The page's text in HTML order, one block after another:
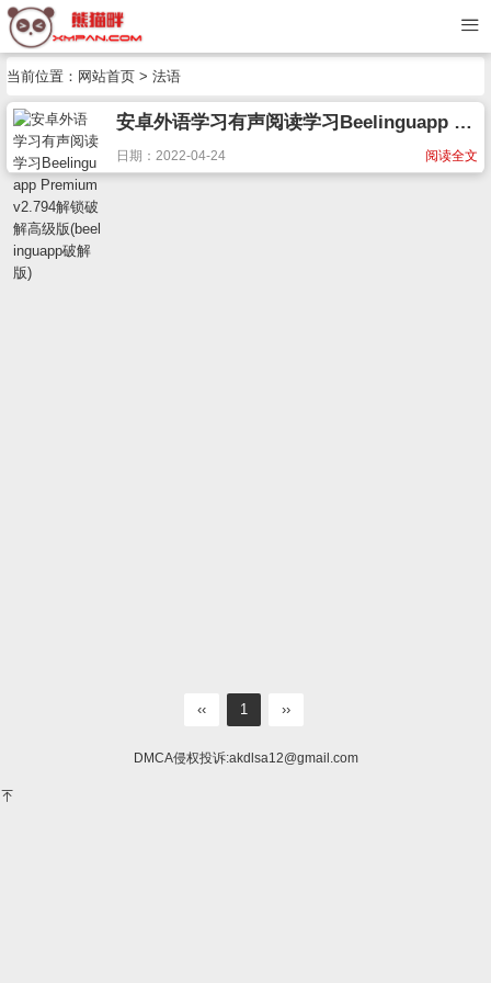
当前位置： 网站首页 > 法语
安卓外语学习有声阅读学习Beelinguapp Premium v2.794解锁破解高级版(beelinguapp破解版)
阅读全文
日期：2022-04-24
‹‹ 1 ››
DMCA侵权投诉:akdlsa12@gmail.com